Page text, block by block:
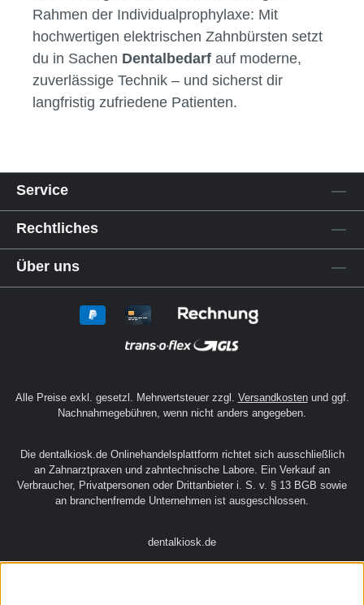
So kannst du deine Ausstattung flexibel
ergänzen und individuell auf die
Anforderungen deiner Praxis oder deines
Labors abstimmen.
Rahmen der Individualprophylaxe: Mit
du in Sachen
zuverlässige Technik – und sicherst dir
langfristig zufriedene Patienten.
Rechtliches
Alle Preise exkl. gesetzl. Mehrwertsteuer zzgl.Versandkostenund ggf.